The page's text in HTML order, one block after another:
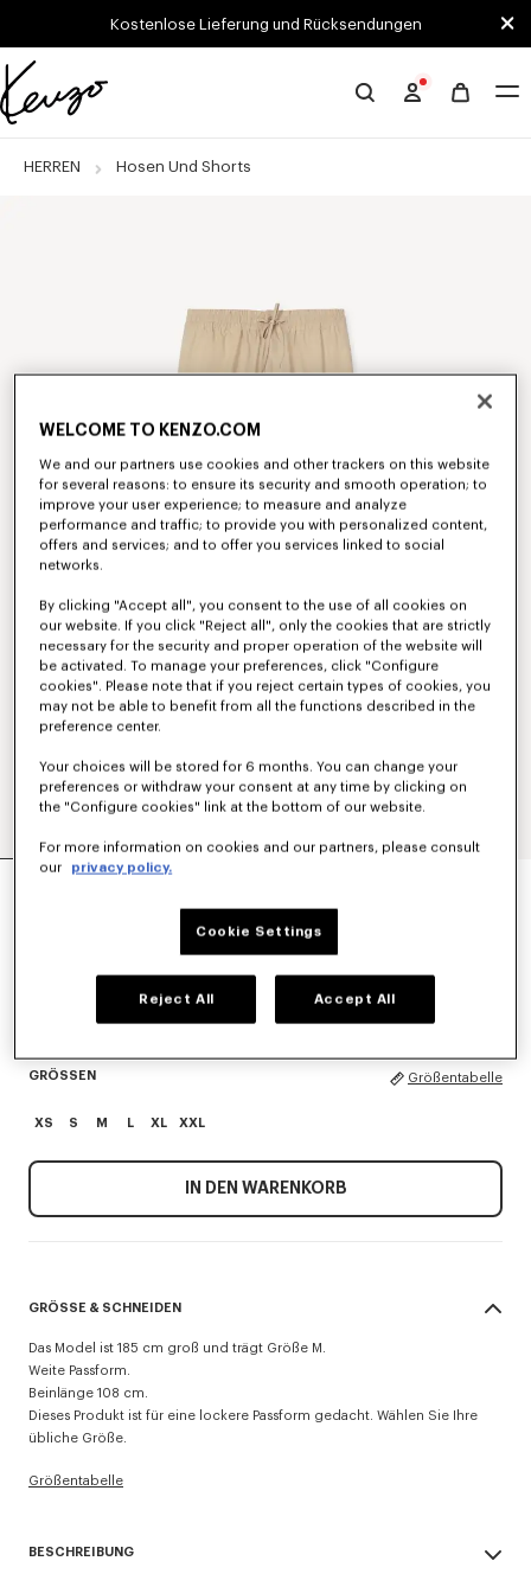
Skip to main content
Skip to footer contentKostenlose Lieferung und Rücksendungen
Offizielle
Website
HERREN Hosen Und Shorts
CARGO-JOGGINGHOSE
GRÖSSEN Größentabelle
XS S M L XL XXL
IN DEN WARENKORB
GRÖSSE & SCHNEIDEN
Das Model ist 185 cm groß und trägt Größe M.
Weite Passform.
Beinlänge 108 cm.
Dieses Produkt ist für eine lockere Passform gedacht. Wählen Sie Ihre
übliche Größe.
Größentabelle
BESCHREIBUNG
WELCOME TO KENZO.COM
We and our partners use cookies and other trackers on this website
for several reasons: to ensure its security and smooth operation; to
improve your user experience; to measure and analyze
performance and traffic; to provide you with personalized content,
offers and services; and to offer you services linked to social
networks.
By clicking "Accept all", you consent to the use of all cookies on
our website. If you click "Reject all", only the cookies that are strictly
necessary for the security and proper operation of the website will
be activated. To manage your preferences, click "Configure
cookies". Please note that if you reject certain types of cookies, you
may not be able to benefit from all the functions described in the
preference center.
Your choices will be stored for 6 months. You can change your
preferences or withdraw your consent at any time by clicking on
the "Configure cookies" link at the bottom of our website.
For more information on cookies and our partners, please consult
our
privacy policy.
Cookie Settings
Reject All Accept All